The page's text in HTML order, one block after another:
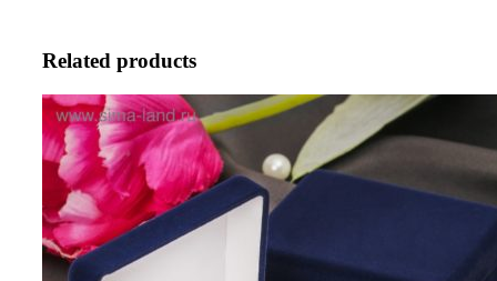
Related products